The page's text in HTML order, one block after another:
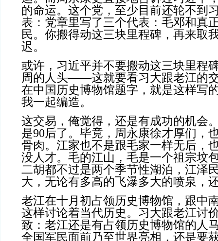
的命运。这个党，至少目前还轮不到
表：党章里写了三个代表：毛邓和真
民。你搬得动这三块里程碑，再来取
迟。
或许，习近平并不要搬动这三块里程
周的人头——这就要看习大跟老江的
在中国历史博物馆题字，就是这样写
我一起编造。
这交易，俺觉得，还是有成功的机会
是90后了。毕竟，周永康徐才厚们，
骨肉。江家也不是跟毛家一样无后，
没人才。毛的江山，毛是一个祖宗坟
二胡都不过是两个季节性湖泊，江泽
大，无论有多高的飞瀑多大的喷泉，
老江在十月初占领历史博物馆，跟中
这样讨论着当代历史。习大跟老江讨
致：老江还是有占领历史博物馆的人
全国军民面前乃至世界亮相，还是